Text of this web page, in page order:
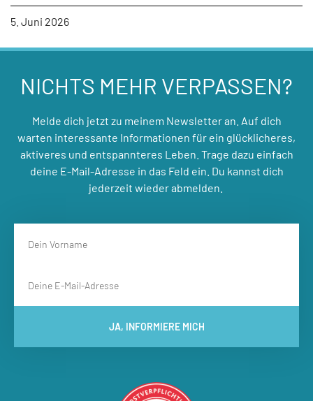
5. Juni 2026
NICHTS MEHR VERPASSEN?
Melde dich jetzt zu meinem Newsletter an. Auf dich
warten interessante Informationen für ein glücklicheres,
aktiveres und entspannteres Leben. Trage dazu einfach
deine E-Mail-Adresse in das Feld ein. Du kannst dich
jederzeit wieder abmelden.
JA, INFORMIERE MICH